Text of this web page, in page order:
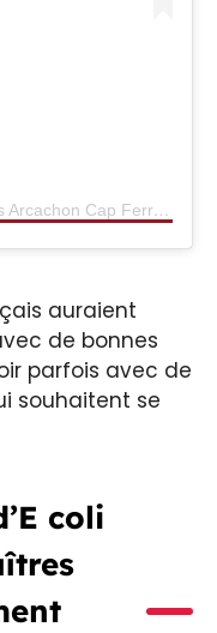
Une publication partagée par Huîtres Arcachon Cap Ferret (@huitresarcachoncapferret)
auraient
de bonnes
parfois avec de
souhaitent se
coli